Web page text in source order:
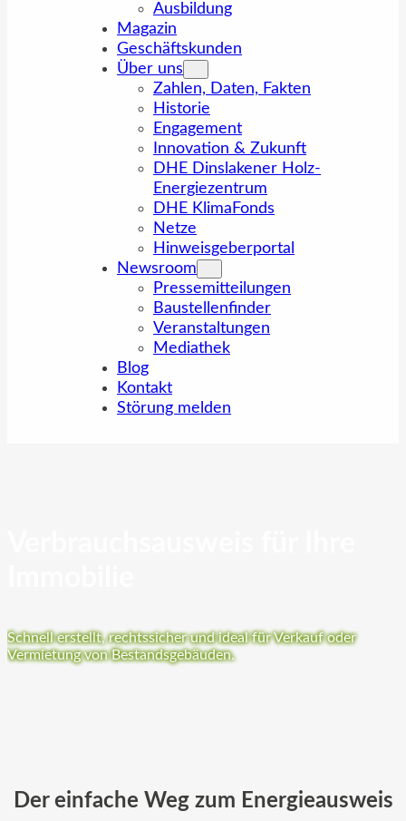
Ausbildung
Magazin
Geschäftskunden
Über uns
Zahlen, Daten, Fakten
Historie
Engagement
Innovation & Zukunft
DHE Dinslakener Holz-
Energiezentrum
DHE KlimaFonds
Netze
Hinweisgeberportal
Newsroom
Pressemitteilungen
Baustellenfinder
Veranstaltungen
Mediathek
Blog
Kontakt
Störung melden
Schnell erstellt, rechtssicher und ideal für Verkauf oder
Vermietung von Bestandsgebäuden.
Der einfache Weg zum Energieausweis